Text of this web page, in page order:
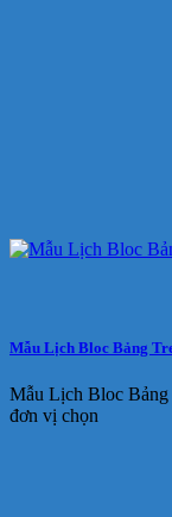
Mẫu Lịch Bloc Bảng
Mẫu Lịch Bloc Bảng
đơn vị chọn